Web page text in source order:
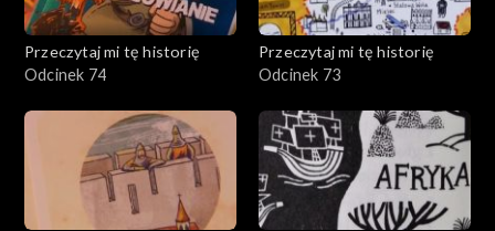
Przeczytaj mi tę historię
Odcinek 74
Przeczytaj mi tę historię
Odcinek 73